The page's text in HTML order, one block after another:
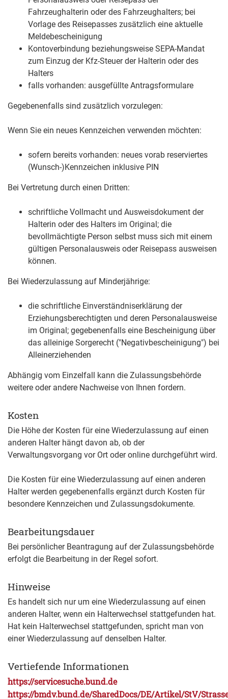
Fahrzeughalterin oder des Fahrzeughalters; bei
Vorlage des Reisepasses zusätzlich eine aktuelle
Meldebescheinigung
Kontoverbindung beziehungsweise SEPA‐Mandat
zum Einzug der Kfz‐Steuer der Halterin oder des
Halters
falls vorhanden: ausgefüllte Antragsformulare
Gegebenenfalls sind zusätzlich vorzulegen:
Wenn Sie ein neues Kennzeichen verwenden möchten:
sofern bereits vorhanden: neues vorab reserviertes
(Wunsch-)Kennzeichen inklusive PIN
Bei Vertretung durch einen Dritten:
schriftliche Vollmacht und Ausweisdokument der
Halterin oder des Halters im Original; die
bevollmächtigte Person selbst muss sich mit einem
gültigen Personalausweis oder Reisepass ausweisen
können.
Bei Wiederzulassung auf Minderjährige:
die schriftliche Einverständniserklärung der
Erziehungsberechtigten und deren Personalausweise
im Original; gegebenenfalls eine Bescheinigung über
das alleinige Sorgerecht ("Negativbescheinigung") bei
Alleinerziehenden
Abhängig vom Einzelfall kann die Zulassungsbehörde
weitere oder andere Nachweise von Ihnen fordern.
Kosten
Die Höhe der Kosten für eine Wiederzulassung auf einen
anderen Halter hängt davon ab, ob der
Verwaltungsvorgang vor Ort oder online durchgeführt wird.
Die Kosten für eine Wiederzulassung auf einen anderen
Halter werden gegebenenfalls ergänzt durch Kosten für
besondere Kennzeichen und Zulassungsdokumente.
Bearbeitungsdauer
Bei persönlicher Beantragung auf der Zulassungsbehörde
erfolgt die Bearbeitung in der Regel sofort.
Hinweise
Es handelt sich nur um eine Wiederzulassung auf einen
anderen Halter, wenn ein Halterwechsel stattgefunden hat.
Hat kein Halterwechsel stattgefunden, spricht man von
einer Wiederzulassung auf denselben Halter.
Vertiefende Informationen
https://servicesuche.bund.de
https://bmdv.bund.de/SharedDocs/DE/Artikel/StV/